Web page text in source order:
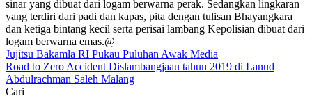
sinar yang dibuat dari logam berwarna perak. Sedangkan lingkaran
yang terdiri dari padi dan kapas, pita dengan tulisan Bhayangkara
dan ketiga bintang kecil serta perisai lambang Kepolisian dibuat dari
logam berwarna emas.@
Post
navigation
Jujitsu Bakamla RI Pukau Puluhan Awak Media
Road to Zero Accident Dislambangjaau tahun 2019 di Lanud
Abdulrachman Saleh Malang
Cari